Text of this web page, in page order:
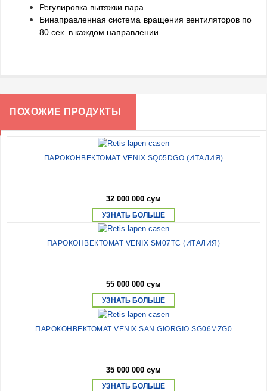
Регулировка вытяжки пара
Бинаправленная система вращения вентиляторов по
80 сек. в каждом направлении
ПОХОЖИЕ ПРОДУКТЫ
ПАРОКОНВЕКТОМАТ VENIX SQ05DGO (ИТАЛИЯ)
32 000 000 сум
УЗНАТЬ БОЛЬШЕ
ПАРОКОНВЕКТОМАТ VENIX SM07TC (ИТАЛИЯ)
55 000 000 сум
УЗНАТЬ БОЛЬШЕ
ПАРОКОНВЕКТОМАТ VENIX SAN GIORGIO SG06MZG0
35 000 000 сум
УЗНАТЬ БОЛЬШЕ